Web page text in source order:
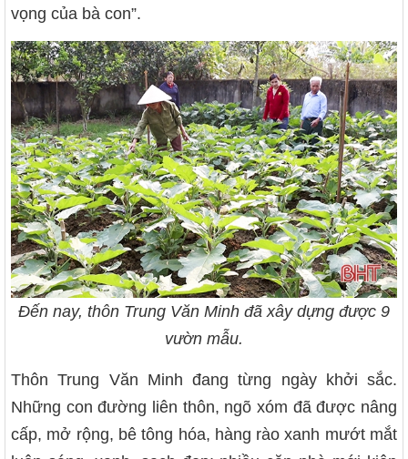
vọng của bà con”.
Đến nay, thôn Trung Văn Minh đã xây dựng được 9
vườn mẫu.
Thôn Trung Văn Minh đang từng ngày khởi sắc.
Những con đường liên thôn, ngõ xóm đã được nâng
cấp, mở rộng, bê tông hóa, hàng rào xanh mướt mắt